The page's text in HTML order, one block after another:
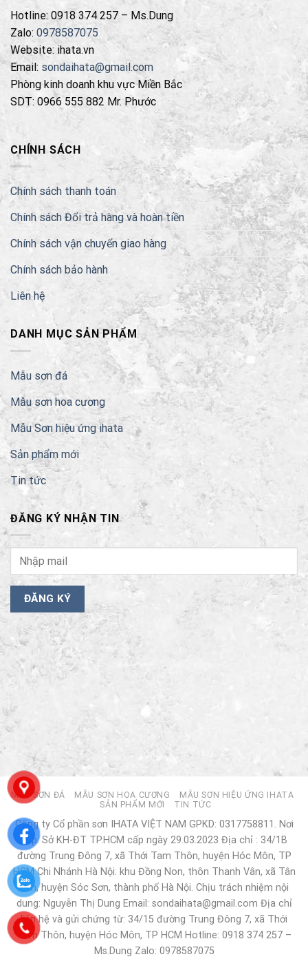
Hotline: 0918 374 257 – Ms.Dung
Zalo: 0978587075
Website: ihata.vn
Email: sondaihata@gmail.com
Phòng kinh doanh khu vực Miền Bắc
SDT: 0966 555 882 Mr. Phước
CHÍNH SÁCH
Chính sách thanh toán
Chính sách Đổi trả hàng và hoàn tiền
Chính sách vận chuyển giao hàng
Chính sách bảo hành
Liên hệ
DANH MỤC SẢN PHẨM
Mẫu sơn đá
Mẫu sơn hoa cương
Mẫu Sơn hiệu ứng ihata
Sản phẩm mới
Tin tức
ĐĂNG KÝ NHẬN TIN
MẪU SƠN ĐÁ MẪU SƠN HOA CƯƠNG
MẪU SƠN HIỆU ỨNG IHATA
SẢN PHẨM MỚI
TIN TỨC
Công ty Cổ phần sơn IHATA VIỆT NAM GPKD: 0317758811. Nơi
cấp: Sở KH-ĐT TP.HCM cấp ngày 29.03.2023 Địa chỉ : 34/1B
đường Trung Đông 7, xã Thới Tam Thôn, huyện Hóc Môn, TP
HCM Chi Nhánh Hà Nội: khu Đồng Non, thôn Thanh Vân, xã Tân
Dân, huyện Sóc Sơn, thành phố Hà Nội. Chịu trách nhiệm nội
dung: Nguyễn Thị Dung Email: sondaihata@gmail.com Địa chỉ
liên hệ và gửi chứng từ: 34/15 đường Trung Đông 7, xã Thới
Tam Thôn, huyện Hóc Môn, TP HCM Hotline: 0918 374 257 –
Ms.Dung Zalo: 0978587075